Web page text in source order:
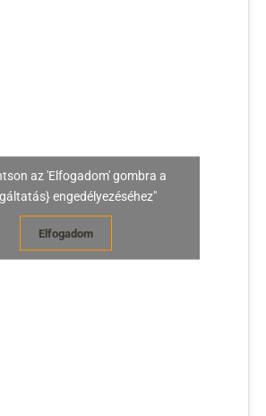
az 'Elfogadom' gombra a
engedélyezéséhez"
Elfogadom